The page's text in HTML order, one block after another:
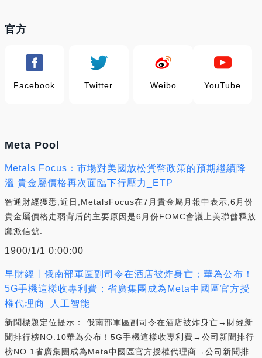
官方
Facebook Twitter Weibo YouTube
Meta Pool
Metals Focus：市場對美國放松貨幣政策的預期繼續降
溫 貴金屬價格再次面臨下行壓力_ETP
智通財經獲悉,近日,MetalsFocus在7月貴金屬月報中表示,6月份
貴金屬價格走弱背后的主要原因是6月份FOMC會議上美聯儲釋放
鷹派信號.
1900/1/1 0:00:00
早財經丨俄南部軍區副司令在酒店被炸身亡；華為公布！
5G手機這樣收專利費；省廣集團成為Meta中國區官方授
權代理商_人工智能
新聞標題定位提示： 俄南部軍區副司令在酒店被炸身亡→財經新
聞排行榜NO.10華為公布！5G手機這樣收專利費→公司新聞排行
榜NO.1省廣集團成為Meta中國區官方授權代理商→公司新聞排